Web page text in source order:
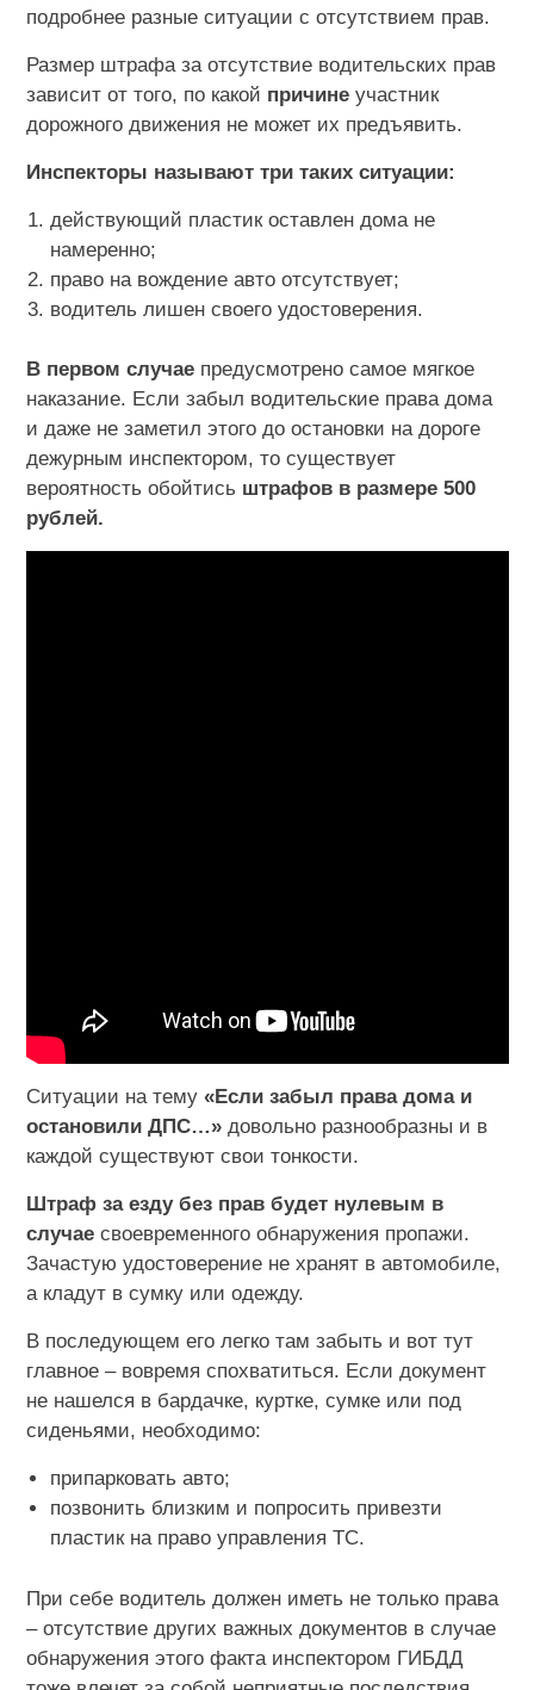
подробнее разные ситуации с отсутствием прав.
Размер штрафа за отсутствие водительских прав
зависит от того, по какой причинеучастник
дорожного движения не может их предъявить.
Инспекторы называют три таких ситуации:
действующий пластик оставлен дома не
намеренно;
право на вождение авто отсутствует;
водитель лишен своего удостоверения.
В первом случаепредусмотрено самое мягкое
наказание. Если забыл водительские права дома
и даже не заметил этого до остановки на дороге
дежурным инспектором, то существует
вероятность обойтись штрафов в размере 500
рублей.
Ситуации на тему «Если забыл права дома и
остановили ДПС…»довольно разнообразны и в
каждой существуют свои тонкости.
Штраф за езду без прав будет нулевым в
случаесвоевременного обнаружения пропажи.
Зачастую удостоверение не хранят в автомобиле,
а кладут в сумку или одежду.
В последующем его легко там забыть и вот тут
главное – вовремя спохватиться. Если документ
не нашелся в бардачке, куртке, сумке или под
сиденьями, необходимо:
припарковать авто;
позвонить близким и попросить привезти
пластик на право управления ТС.
При себе водитель должен иметь не только права
– отсутствие других важных документов в случае
обнаружения этого факта инспектором ГИБДД